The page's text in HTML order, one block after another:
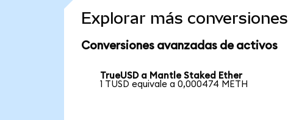
Explorar más conversiones
Conversiones avanzadas de activos
TrueUSD a Mantle Staked Ether
1 TUSD equivale a 0,000474 METH